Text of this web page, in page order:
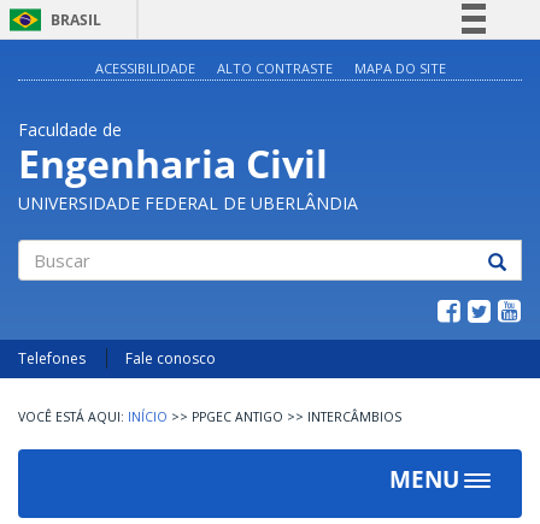
BRASIL
Legislação
Canais
ACESSIBILIDADE ALTO CONTRASTE MAPA DO SITE
Faculdade de
Engenharia Civil
UNIVERSIDADE FEDERAL DE UBERLÂNDIA
Telefones Fale conosco
INÍCIO >> PPGEC ANTIGO >> INTERCÂMBIOS
MENU
Toggle